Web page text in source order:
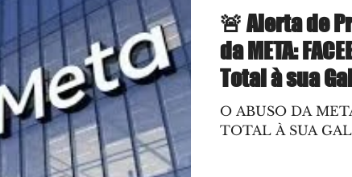
Redes Sociais Gmail Marketing
Sociais Clientes
SEO Marketing
🚨 Alerta de
da META:
Total à sua
O ABUSO DA
TOTAL À SUA